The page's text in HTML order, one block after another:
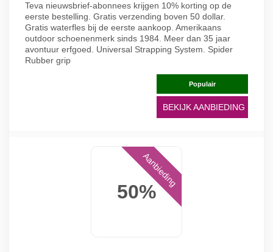
Teva nieuwsbrief-abonnees krijgen 10% korting op de
eerste bestelling. Gratis verzending boven 50 dollar.
Gratis waterfles bij de eerste aankoop. Amerikaans
outdoor schoenenmerk sinds 1984. Meer dan 35 jaar
avontuur erfgoed. Universal Strapping System. Spider
Rubber grip
Populair
BEKIJK AANBIEDING
50%
Aanbieding